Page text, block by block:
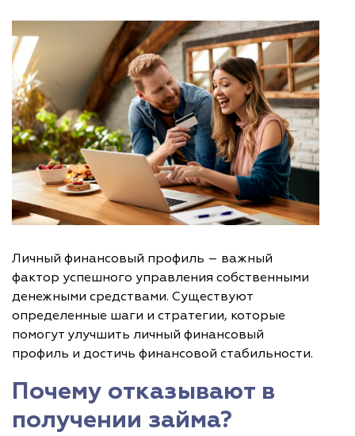
Личный финансовый профиль – важный
фактор успешного управления собственными
денежными средствами. Существуют
определенные шаги и стратегии, которые
помогут улучшить личный финансовый
профиль и достичь финансовой стабильности.
Почему отказывают в
получении займа?